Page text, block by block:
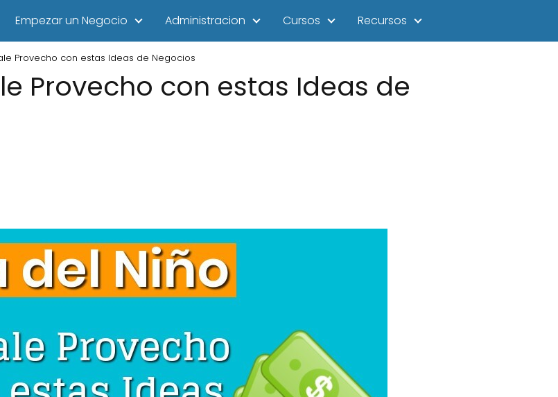
Empezar un Negocio Administracion Cursos Recursos
Provecho con estas Ideas de Negocios
Provecho con estas Ideas de